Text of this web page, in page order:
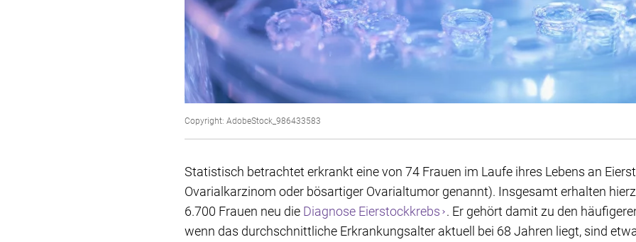
Copyright: AdobeStock_986433583
Statistisch betrachtet erkrankt eine von 74 Frauen im Laufe ihres Lebens an
Ovarialkarzinom oder bösartiger Ovarialtumor genannt). Insgesamt erhalten
6.700 Frauen neu die Diagnose Eierstockkrebs . Er gehört damit zu den
wenn das durchschnittliche Erkrankungsalter aktuell bei 68 Jahren liegt, sind